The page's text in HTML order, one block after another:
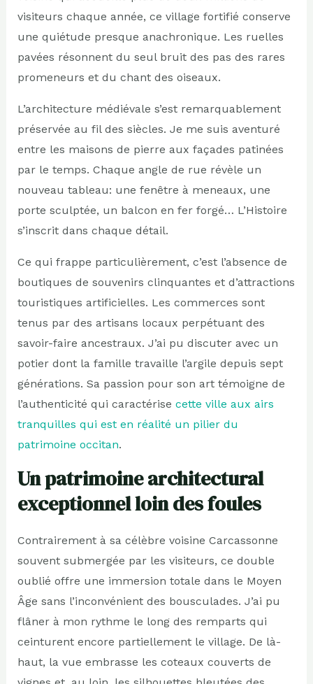
visiteurs chaque année, ce village fortifié conserve
une quiétude presque anachronique. Les ruelles
pavées résonnent du seul bruit des pas des rares
promeneurs et du chant des oiseaux.
L’architecture médiévale s’est remarquablement
préservée au fil des siècles. Je me suis aventuré
entre les maisons de pierre aux façades patinées
par le temps. Chaque angle de rue révèle un
nouveau tableau: une fenêtre à meneaux, une
porte sculptée, un balcon en fer forgé… L’Histoire
s’inscrit dans chaque détail.
Ce qui frappe particulièrement, c’est l’absence de
boutiques de souvenirs clinquantes et d’attractions
touristiques artificielles. Les commerces sont
tenus par des artisans locaux perpétuant des
savoir-faire ancestraux. J’ai pu discuter avec un
potier dont la famille travaille l’argile depuis sept
générations. Sa passion pour son art témoigne de
l’authenticité qui caractérise cette ville aux airs
tranquilles qui est en réalité un pilier du
patrimoine occitan.
Un patrimoine architectural
exceptionnel loin des foules
Contrairement à sa célèbre voisine Carcassonne
souvent submergée par les visiteurs, ce double
oublié offre une immersion totale dans le Moyen
Âge sans l’inconvénient des bousculades. J’ai pu
flâner à mon rythme le long des remparts qui
ceinturent encore partiellement le village. De là-
haut, la vue embrasse les coteaux couverts de